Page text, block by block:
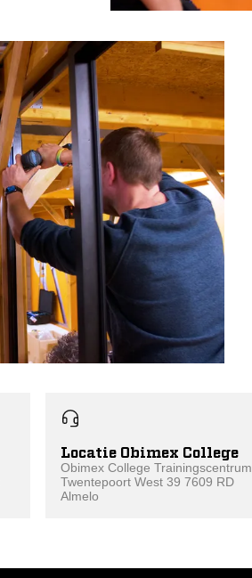
Locatie Obimex College
Obimex College Trainingscentrum
Twentepoort West 39 7609 RD
Almelo